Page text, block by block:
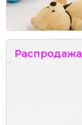
Распродажа